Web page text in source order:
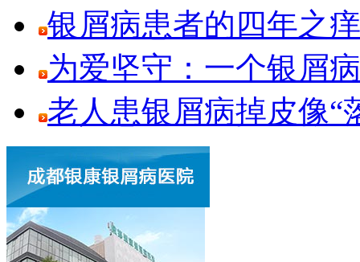
银屑病患者的四年之痒
为爱坚守：一个银屑
老人患银屑病掉皮像“